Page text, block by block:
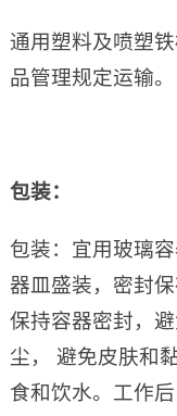
通用塑料及喷塑
品管理规定运输。
包装：
包装：宜用玻璃
器皿盛装，密封
保持容器密封，
尘， 避免皮肤和
食和饮水。工作